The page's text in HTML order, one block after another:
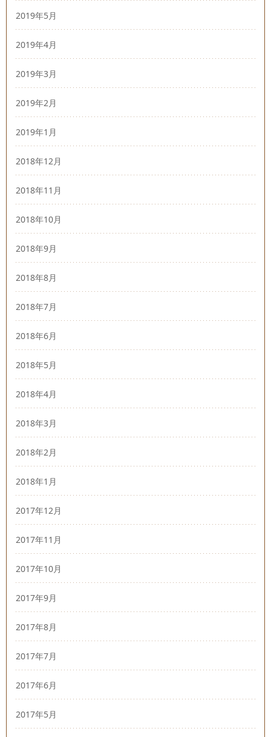
2019年5月
2019年4月
2019年3月
2019年2月
2019年1月
2018年12月
2018年11月
2018年10月
2018年9月
2018年8月
2018年7月
2018年6月
2018年5月
2018年4月
2018年3月
2018年2月
2018年1月
2017年12月
2017年11月
2017年10月
2017年9月
2017年8月
2017年7月
2017年6月
2017年5月